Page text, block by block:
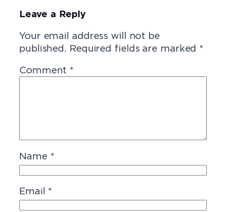
Leave a Reply
Your email address will not be
published. Required fields are marked *
Comment *
Name *
Email *